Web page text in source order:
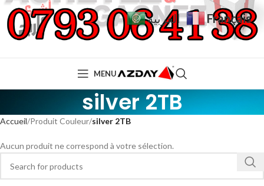
MENU
silver 2TB
Accueil Produit Couleur silver 2TB
Aucun produit ne correspond à votre sélection.
العربية Français